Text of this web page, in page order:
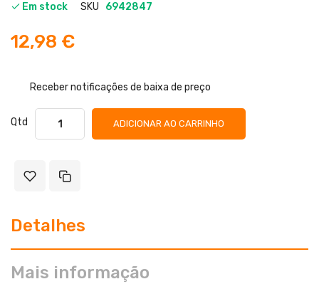
Em stock SKU 6942847
12,98 €
Receber notificações de baixa de preço
Qtd ADICIONAR AO CARRINHO
Detalhes
Mais informação